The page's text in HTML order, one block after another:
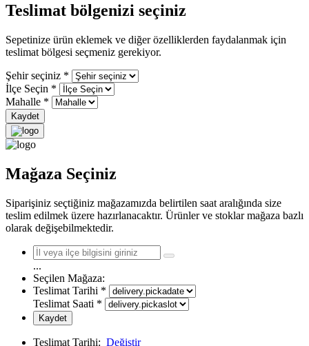
Teslimat bölgenizi seçiniz
Sepetinize ürün eklemek ve diğer özelliklerden faydalanmak için
teslimat bölgesi seçmeniz gerekiyor.
Şehir seçiniz *
İlçe Seçin *
Mahalle *
Kaydet
Mağaza Seçiniz
Siparişiniz seçtiğiniz mağazamızda belirtilen saat aralığında size
teslim edilmek üzere hazırlanacaktır. Ürünler ve stoklar mağaza bazlı
olarak değişebilmektedir.
...
Seçilen Mağaza:
Teslimat Tarihi *
Teslimat Saati *
Kaydet
Teslimat Tarihi: Değiştir